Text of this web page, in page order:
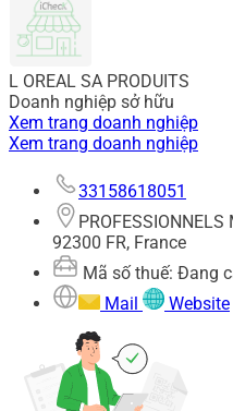
L OREAL SA PRODUITS
Doanh nghiệp sở hữu
Xem trang doanh nghiệp
Xem trang doanh nghiệp
33158618051
92300 FR, France
Mã số thuế: Đang
Mail
Website